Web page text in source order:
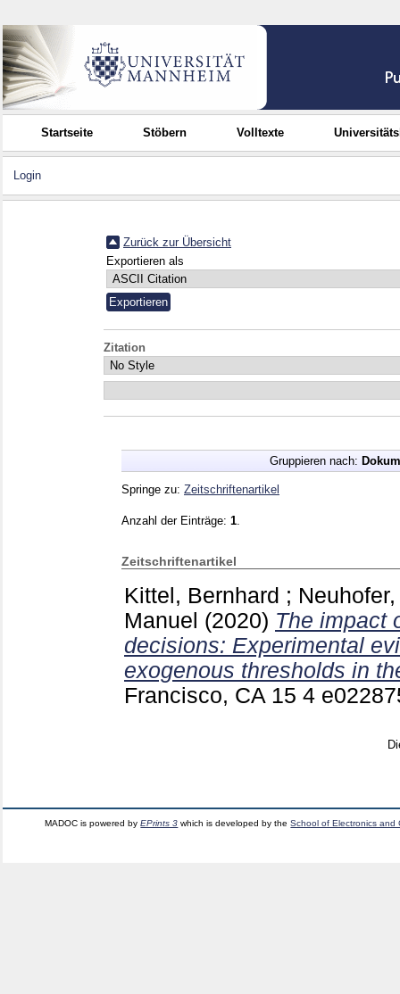
Startseite Stöbern Volltexte
Login
Zurück zur Übersicht
Exportieren als
Zitation
Gruppieren nach:
Springe zu: Zeitschriftenartikel
Anzahl der Einträge: 1
Zeitschriftenartikel
Kittel, Bernhard ;
Manuel (2020) The impact
decisions: Experimental
exogenous thresholds in
Francisco, CA 15 4
MADOC is powered byEPrints 3 which is developed by theSchool of Electronics and